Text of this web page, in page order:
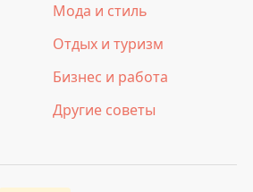
Мода и стиль
Отдых и туризм
Бизнес и работа
Другие советы